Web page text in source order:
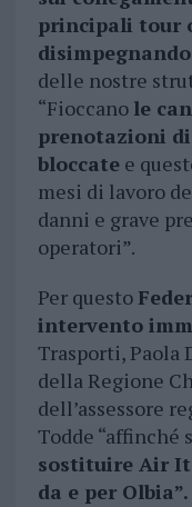
principali tour
delle nostre
“Fioccano le
prenotazioni
bloccatee
mesi di lavoro
danni e grave
operatori”.
Per questo
intervento
Trasporti, Paola
della Regione
dell’assessore
Todde
sostituire Air
da e per Olbia”.